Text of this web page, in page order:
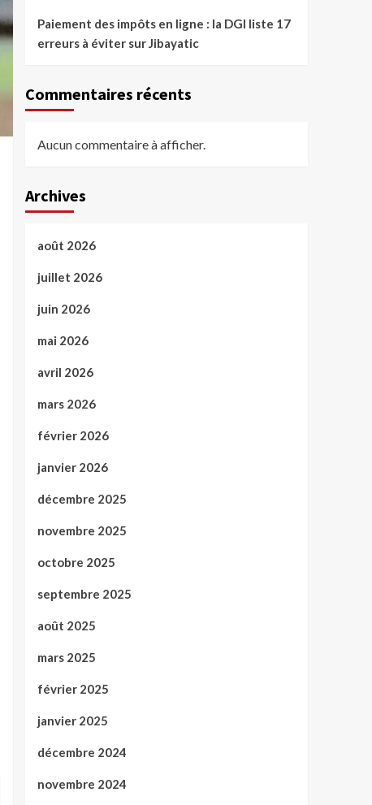
Paiement des impôts en ligne : la DGI liste 17
erreurs à éviter sur Jibayatic
Commentaires récents
Aucun commentaire à afficher.
Archives
août 2026
juillet 2026
juin 2026
mai 2026
avril 2026
mars 2026
février 2026
janvier 2026
décembre 2025
novembre 2025
octobre 2025
septembre 2025
août 2025
mars 2025
février 2025
janvier 2025
décembre 2024
novembre 2024